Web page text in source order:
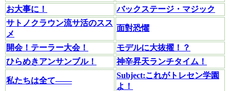
お大事に！
バックステージ・マジック
サトノクラウン流サ活のスス
メ
面對恐懼
開会！テーラー大会！
モデルに大抜擢！？
ひらめきアンサンブル！
神辛昇天ランチタイム！
私たちは全て――
Subject:これがトレセン学園
よ！